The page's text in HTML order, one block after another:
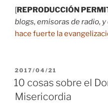
[REPRODUCCIÓN
blogs, emisoras de radio,
hace fuerte la
PUBLICADO
EL
2017/04/21
10 cosas sobre el
Misericordia